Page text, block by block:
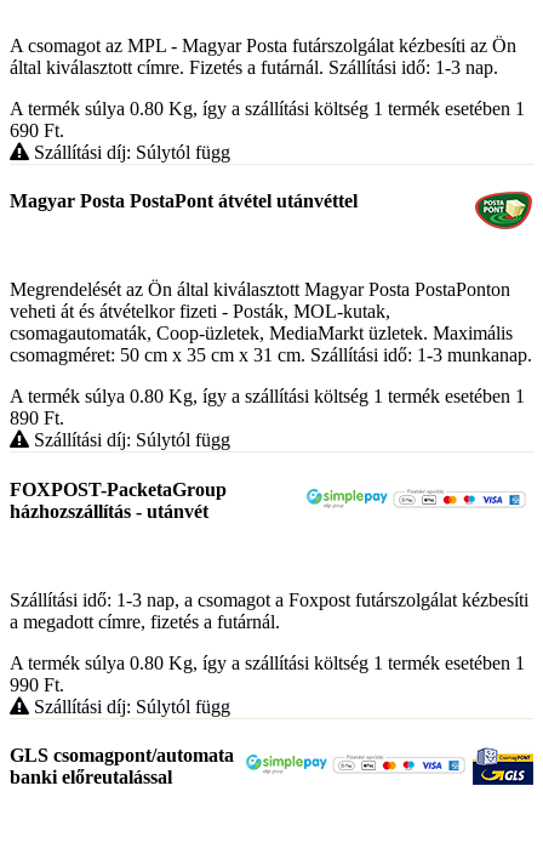
A csomagot az MPL - Magyar Posta futárszolgálat kézbesíti az Ön
által kiválasztott címre. Fizetés a futárnál. Szállítási idő: 1-3 nap.
A termék súlya 0.80 Kg, így a szállítási költség 1 termék esetében 1
690 Ft.
Szállítási díj: Súlytól függ
Magyar Posta PostaPont átvétel utánvéttel
Megrendelését az Ön által kiválasztott Magyar Posta PostaPonton
veheti át és átvételkor fizeti - Posták, MOL-kutak,
csomagautomaták, Coop-üzletek, MediaMarkt üzletek. Maximális
csomagméret: 50 cm x 35 cm x 31 cm. Szállítási idő: 1-3 munkanap.
A termék súlya 0.80 Kg, így a szállítási költség 1 termék esetében 1
890 Ft.
Szállítási díj: Súlytól függ
FOXPOST-PacketaGroup
házhozszállítás - utánvét
Szállítási idő: 1-3 nap, a csomagot a Foxpost futárszolgálat kézbesíti
a megadott címre, fizetés a futárnál.
A termék súlya 0.80 Kg, így a szállítási költség 1 termék esetében 1
990 Ft.
Szállítási díj: Súlytól függ
GLS csomagpont/automata
banki előreutalással